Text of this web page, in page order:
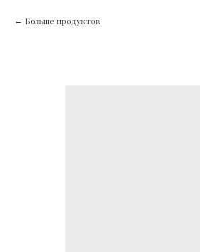
Больше продуктов